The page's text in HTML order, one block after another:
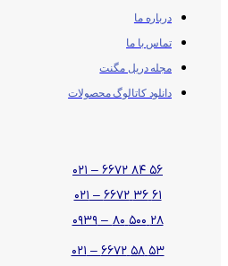
درباره ما
تماس با ما
مجله دریل مگنت
دانلود کاتالوگ محصولات
۵۶ ۸۴ ۶۶۷۲ – ۰۲۱
۶۱ ۳۶ ۶۶۷۲ – ۰۲۱
۲۸ ۵۰۰ ۸۰ – ۰۹۳۹
۵۳ ۵۸ ۶۶۷۲ – ۰۲۱